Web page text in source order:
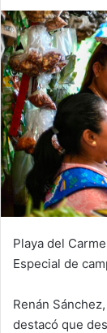
Playa del
Especial de
Renán
destacó que